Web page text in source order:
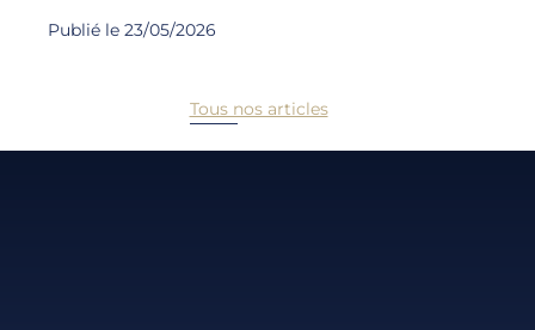
Publié le 23/05/2026
Tous nos articles